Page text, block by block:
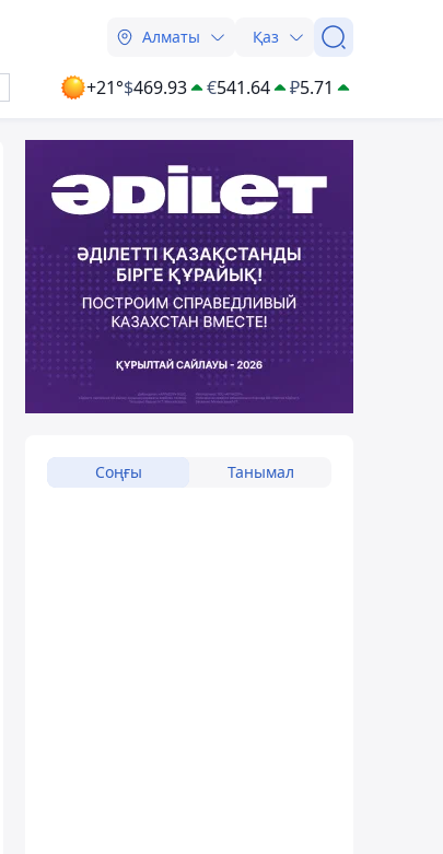
Алматы Қаз
+21°$469.93 €541.64 ₽5.71
Соңғы Танымал